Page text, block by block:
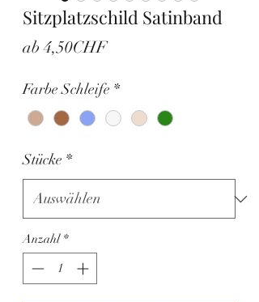
Sitzplatzschild Satinband
ab4,50CHFSale-
Farbe Schleife *
Stücke *
Anzahl *